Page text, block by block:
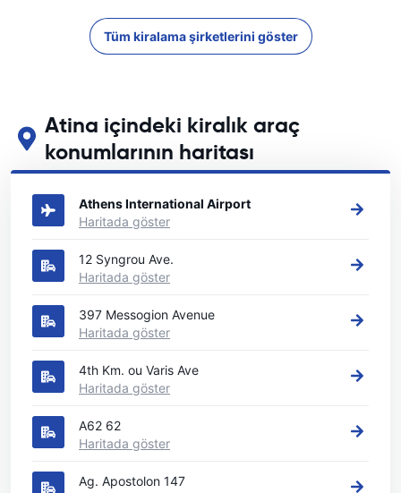
Tüm kiralama şirketlerini göster
Atina içindeki kiralık araç
konumlarının haritası
Atina içindeki başlıca araç kiralama yerlerimizi görün
Athens International Airport
Haritada göster
12 Syngrou Ave.
Haritada göster
397 Messogion Avenue
Haritada göster
4th Km. ou Varis Ave
Haritada göster
A62 62
Haritada göster
Ag. Apostolon 147